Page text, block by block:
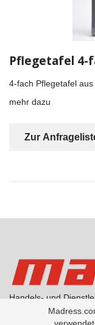
Pflegetafel 4-
4-fach Pflegetafel
mehr dazu
Zur
Handels- und
AGB
AGB